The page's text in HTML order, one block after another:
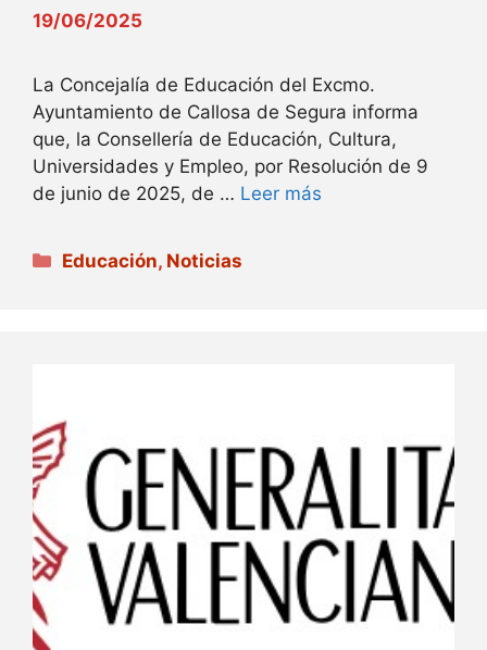
19/06/2025
La Concejalía de Educación del Excmo.
Ayuntamiento de Callosa de Segura informa
que, la Consellería de Educación, Cultura,
Universidades y Empleo, por Resolución de 9
de junio de 2025, de … Leer más
Categorías
Educación, Noticias